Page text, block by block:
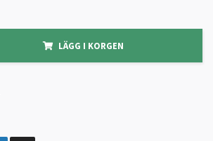
LÄGG I KORGEN